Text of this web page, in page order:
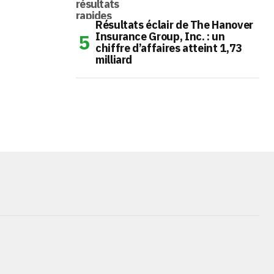
Résultats éclair de The Hanover
Insurance Group, Inc. : un
chiffre d’affaires atteint 1,73
milliard